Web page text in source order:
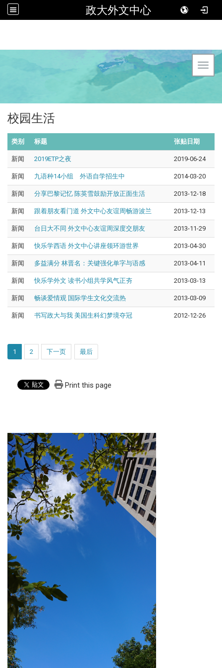
政大外文中心
校园生活
类别 标题 张贴日期
新闻 2019ETP之夜 2019-06-24
新闻 九语种14小组 外语自学招生中 2014-03-20
新闻 分享巴黎记忆 陈英雪鼓励开放正面生活 2013-12-18
新闻 跟着朋友看门道 外文中心友谊周畅游波兰 2013-12-13
新闻 台日大不同 外文中心友谊周深度交朋友 2013-11-29
新闻 快乐学西语 外文中心讲座领环游世界 2013-04-30
新闻 多益满分 林晋名：关键强化单字与语感 2013-04-11
新闻 快乐学外文 读书小组共学风气正夯 2013-03-13
新闻 畅谈爱情观 国际学生文化交流热 2013-03-09
新闻 书写政大与我 美国生科幻梦境夺冠 2012-12-26
1 2 下一页 最后
Print this page